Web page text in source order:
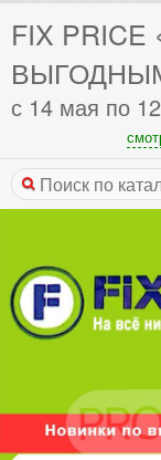
FIX
с 14 мая по